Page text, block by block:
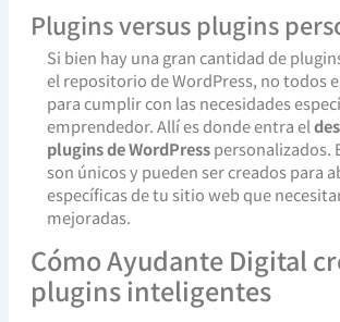
Plugins versus plugins
Si bien hay una gran cantidad de
el repositorio de WordPress, no todos
para cumplir con las necesidades
emprendedor. Allí es donde entra el
plugins de WordPresspersonalizados.
son únicos y pueden ser creados para
específicas de tu sitio web que
mejoradas.
Cómo Ayudante Digital
plugins inteligentes